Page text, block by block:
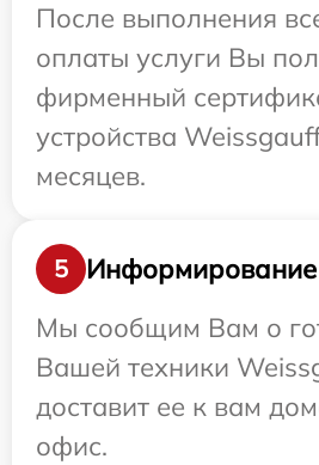
После выполнения
оплаты услуги Вы
фирменный
устройства
месяцев.
5
Информирование
Мы сообщим Вам о
Вашей техники
доставит ее к вам
офис.